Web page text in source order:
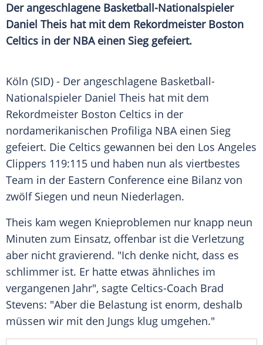
Der angeschlagene Basketball-Nationalspieler
Daniel Theis hat mit dem Rekordmeister Boston
Celtics in der NBAeinen Sieg gefeiert.
Köln (SID) - Der angeschlagene Basketball-
Nationalspieler Daniel Theis hat mit dem
Rekordmeister Boston Celtics in der
nordamerikanischen Profiliga NBAeinen Sieg
gefeiert. Die Celtics gewannen bei den Los Angeles
Clippers 119:115 und haben nun als viertbestes
Team in der Eastern Conference eine Bilanz von
zwölf Siegen und neun Niederlagen.
Theis kam wegen Knieproblemen nur knapp neun
Minuten zum Einsatz, offenbar ist die Verletzung
aber nicht gravierend. "Ich denke nicht, dass es
schlimmer ist. Er hatte etwas ähnliches im
vergangenen Jahr", sagte Celtics-Coach Brad
Stevens: "Aber die Belastung ist enorm, deshalb
müssen wir mit den Jungs klug umgehen."